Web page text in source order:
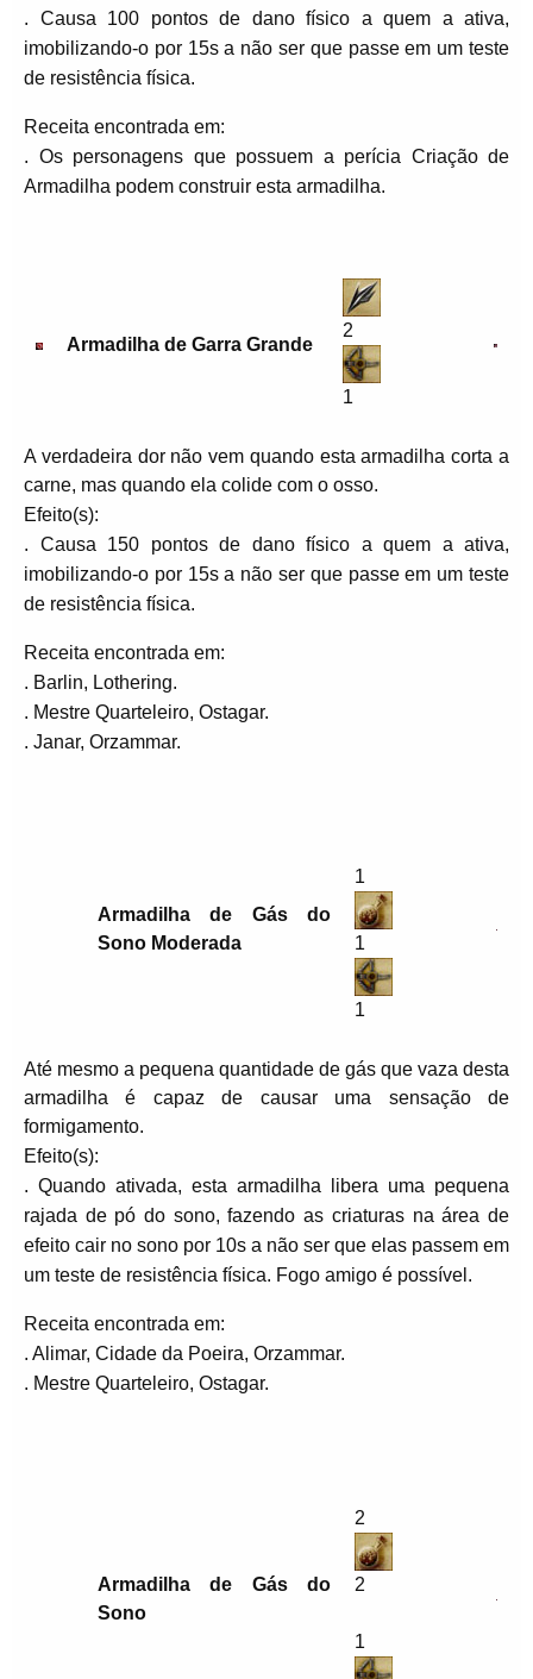
. Causa 100 pontos de dano físico a quem a ativa,
imobilizando-o por 15s a não ser que passe em um teste
de resistência física.
Receita encontrada em:
. Os personagens que possuem a perícia Criação de
Armadilha podem construir esta armadilha.
Armadilha de Garra Grande
2
1
A verdadeira dor não vem quando esta armadilha corta a
carne, mas quando ela colide com o osso.
Efeito(s):
. Causa 150 pontos de dano físico a quem a ativa,
imobilizando-o por 15s a não ser que passe em um teste
de resistência física.
Receita encontrada em:
. Barlin, Lothering.
. Mestre Quarteleiro, Ostagar.
. Janar, Orzammar.
Armadilha de Gás do
Sono Moderada
1
1
1
Até mesmo a pequena quantidade de gás que vaza desta
armadilha é capaz de causar uma sensação de
formigamento.
Efeito(s):
. Quando ativada, esta armadilha libera uma pequena
rajada de pó do sono, fazendo as criaturas na área de
efeito cair no sono por 10s a não ser que elas passem em
um teste de resistência física. Fogo amigo é possível.
Receita encontrada em:
. Alimar, Cidade da Poeira, Orzammar.
. Mestre Quarteleiro, Ostagar.
Armadilha de Gás do
Sono
2
2
1